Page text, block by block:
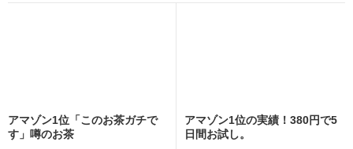
アマゾン1位「このお茶ガチで
す」噂のお茶
アマゾン1位の実績！380円で5
日間お試し。